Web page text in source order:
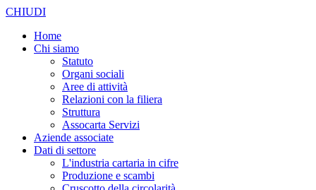
CHIUDI
Home
Chi siamo
Statuto
Organi sociali
Aree di attività
Relazioni con la filiera
Struttura
Assocarta Servizi
Aziende associate
Dati di settore
L'industria cartaria in cifre
Produzione e scambi